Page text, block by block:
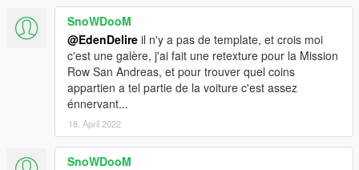
SnoWDooM
@EdenDelire il n'y a pas de template, et crois moi
c'est une galère, j'ai fait une retexture pour la Mission
Row San Andreas, et pour trouver quel coins
appartien a tel partie de la voiture c'est assez
énnervant...
18. April 2022
SnoWDooM